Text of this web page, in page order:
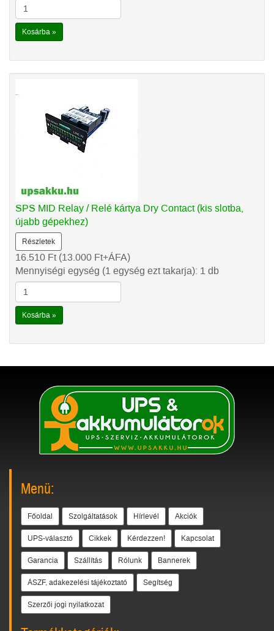
Kosárba »
SPS MID Relay / Relé kártya Dry Contact (kis slotba,
újabb gépekhez)
Részletek
16.510 Ft(13.000 Ft+ÁFA)
Mennyiségi egység (1 egység ezt takarja): 1 db
Kosárba »
Menü:
Főoldal Szolgáltatások Hírlevél Akciók
UPS-választó Cikkek Kérdezzen! Kapcsolat
Garancia Szállítás Rólunk Bannerek
ÁSZF, adakezelési tájékoztató Segítség
Szerzői jogi nyilatkozat